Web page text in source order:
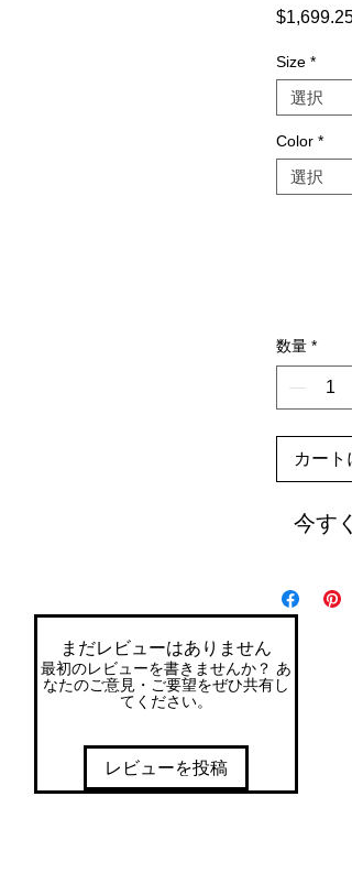
$1,699.25
Size *
Color *
数量 *
カート
今す
まだレビューはありません
最初のレビューを書きませんか？ あ
なたのご意見・ご要望をぜひ共有し
てください。
レビューを投稿